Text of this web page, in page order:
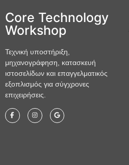
Core Technology
Workshop
Τεχνική υποστήριξη,
μηχανογράφηση, κατασκευή
ιστοσελίδων και επαγγελματικός
εξοπλισμός για σύγχρονες
επιχειρήσεις.